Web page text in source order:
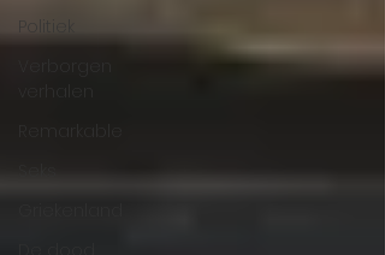
Politiek